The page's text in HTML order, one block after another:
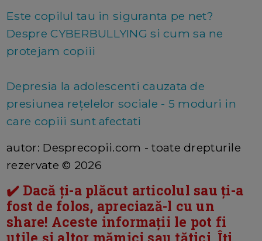
Este copilul tau in siguranta pe net?
Despre CYBERBULLYING si cum sa ne
protejam copiii
Depresia la adolescenti cauzata de
presiunea rețelelor sociale - 5 moduri in
care copiii sunt afectati
autor: Desprecopii.com - toate drepturile
rezervate © 2026
✔️ Dacă ți-a plăcut articolul sau ți-a
fost de folos, apreciază-l cu un
share! Aceste informații le pot fi